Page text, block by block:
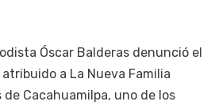
Óscar Balderas denunció el
a La Nueva Familia
Cacahuamilpa, uno de los